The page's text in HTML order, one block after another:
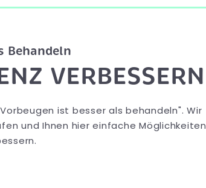
Behandeln
VERBESSERN
ist besser als behandeln". Wir
und Ihnen hier einfache Möglichkeiten